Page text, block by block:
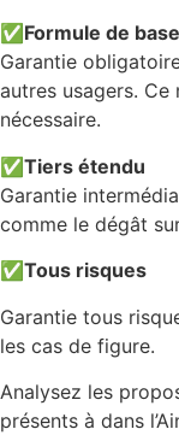
✅ Formule de base
Garantie
autres usagers.
nécessaire.
✅Tiers étendu
Garantie
comme le dégât
✅Tous risques
Garantie tous
les cas de figure.
Analysez les
présents à dans